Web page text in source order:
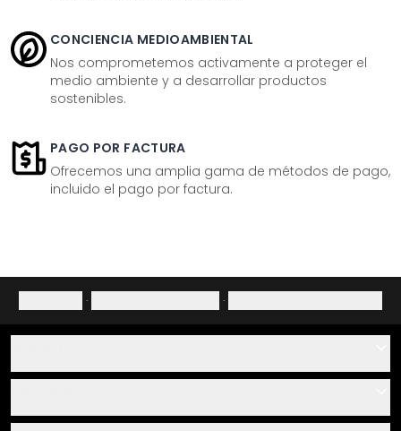
CONCIENCIA MEDIOAMBIENTAL
Nos comprometemos activamente a proteger el
medio ambiente y a desarrollar productos
sostenibles.
PAGO POR FACTURA
Ofrecemos una amplia gama de métodos de pago,
incluido el pago por factura.
· ·
Sobre nosotros